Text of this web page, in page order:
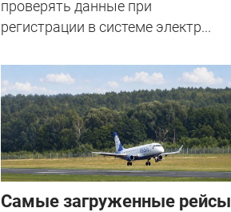
проверять данные при
регистрации в системе электр...
Самые загруженные рейсы